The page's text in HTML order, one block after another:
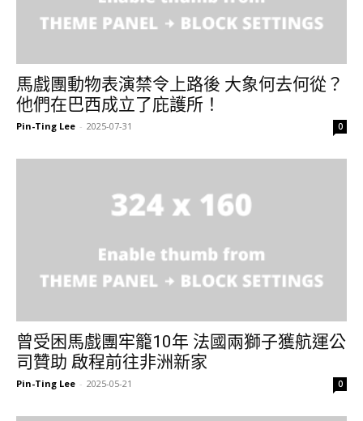
馬戲團動物表演禁令上路後 大象何去何從？
他們在巴西成立了庇護所！
Pin-Ting Lee - 2025-07-31 0
曾受困馬戲團牢籠10年 法國兩獅子獲航運公
司贊助 啟程前往非洲新家
Pin-Ting Lee - 2025-05-21 0